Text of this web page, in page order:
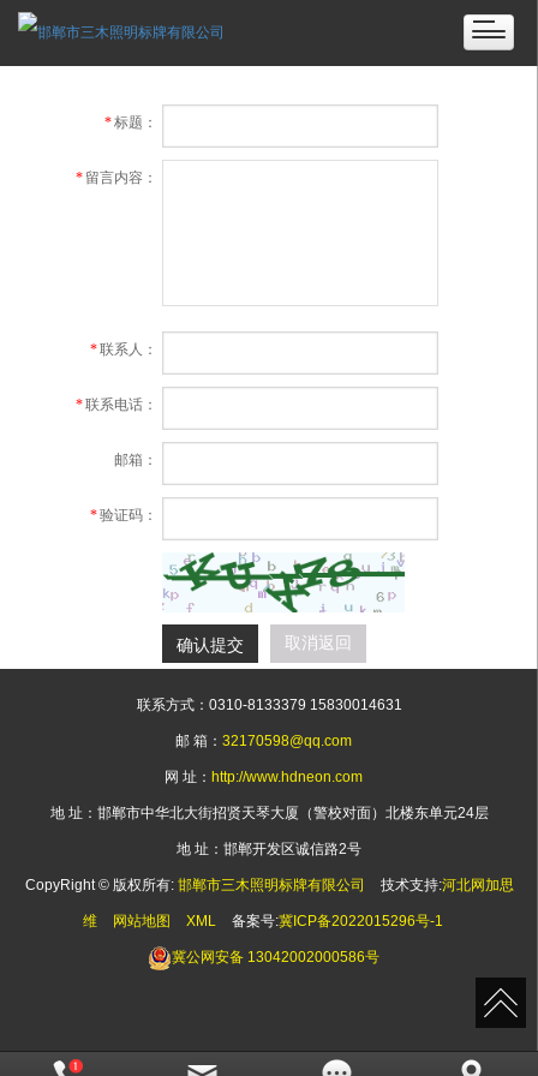
*标题：
* 留言内容：
*联系人：
*联系电话：
邮箱：
*验证码：
确认提交 取消返回
联系方式：0310-8133379 15830014631
邮 箱： 32170598@qq.com
网 址： http://www.hdneon.com
地 址：邯郸市中华北大街招贤天琴大厦（警校对面）北楼东单元24层
地 址：邯郸开发区诚信路2号
CopyRight © 版权所有: 邯郸市三木照明标牌有限公司 技术支持:河北网加思
维 网站地图 XML 备案号:冀ICP备2022015296号-1
冀公网安备13042002000586号